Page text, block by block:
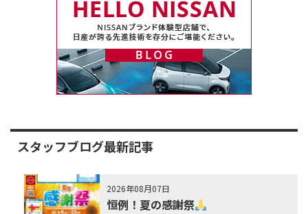
スタッフブログ最新記事
2026年08月07日
恒例！夏の感謝祭